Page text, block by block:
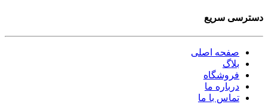
دسترسی سریع
صفحه اصلی
بلاگ
فروشگاه
درباره ما
تماس با ما